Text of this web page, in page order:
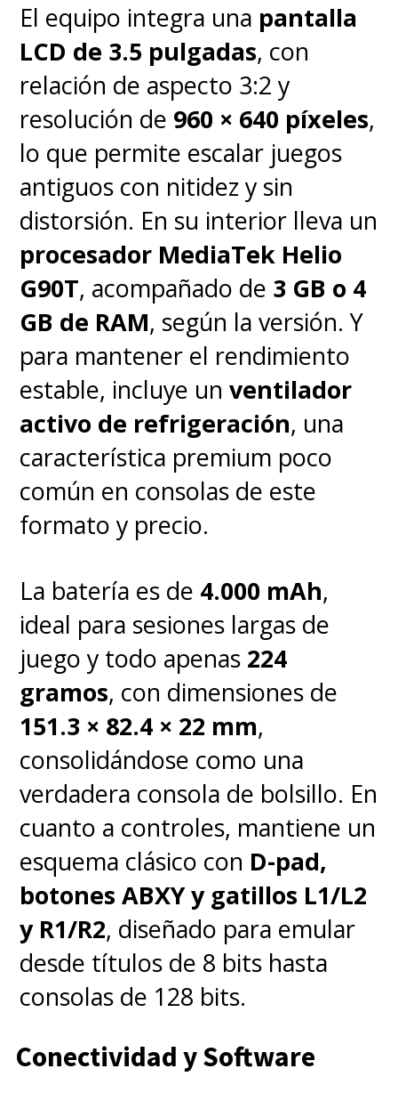
El equipo integra una pantalla
LCD de 3.5 pulgadas, con
relación de aspecto 3:2 y
resolución de 960 × 640 píxeles,
lo que permite escalar juegos
antiguos con nitidez y sin
distorsión. En su interior lleva un
procesador MediaTek Helio
G90T, acompañado de 3 GB o 4
GB de RAM, según la versión. Y
para mantener el rendimiento
estable, incluye unventilador
activo de refrigeración, una
característica premium poco
común en consolas de este
formato y precio.
La batería es de 4.000 mAh,
ideal para sesiones largas de
juego y todo apenas 224
gramos, con dimensiones de
151.3 × 82.4 × 22 mm,
consolidándose como una
verdadera consola de bolsillo. En
cuanto a controles, mantiene un
esquema clásico con D-pad,
botones ABXY y gatillos L1/L2
y R1/R2, diseñado para emular
desde títulos de 8 bits hasta
consolas de 128 bits.
Conectividad y Software